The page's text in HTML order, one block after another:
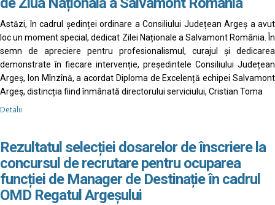
Astăzi, în cadrul ședinței ordinare a Consiliului Județean Argeș a avut
loc un moment special, dedicat Zilei Naționale a Salvamont România. În
semn de apreciere pentru profesionalismul, curajul și dedicarea
demonstrate în fiecare intervenție, președintele Consiliului Județean
Argeș, Ion Mînzînă, a acordat Diploma de Excelență echipei Salvamont
Argeș, distincția fiind înmânată directorului serviciului, Cristian Toma
Detalii
Rezultatul selecției dosarelor de înscriere la
concursul de recrutare pentru ocuparea
funcției de Manager de Destinație în cadrul
OMD Regatul Argeșului